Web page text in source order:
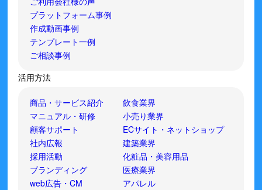
プラットフォーム事例
作成動画事例
テンプレート一例
ご相談事例
活用方法
商品・サービス紹介
マニュアル・研修
顧客サポート
社内広報
採用活動
ブランディング
web広告・CM
飲食業界
小売り業界
ECサイト・ネットショップ
建築業界
化粧品・美容用品
医療業界
アパレル